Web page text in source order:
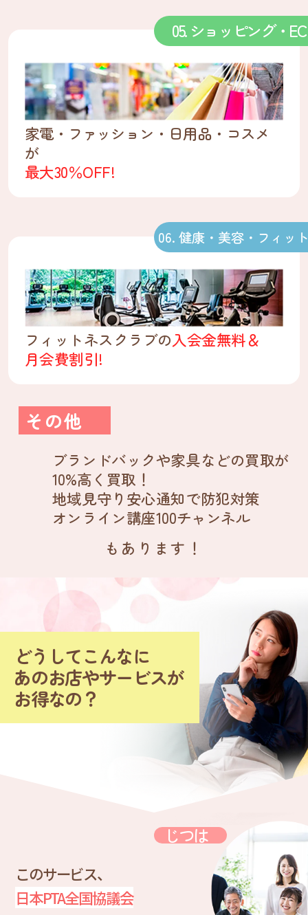
05. ショッピング・EC
家電・ファッション・日用品・コスメ
が
最大30％OFF!
06. 健康・美容・フィッ
フィットネスクラブの入会金無料＆
月会費割引!
その他
ブランドバックや家具などの買取が
10%高く買取！
地域見守り安心通知で防犯対策
オンライン講座100チャンネル
もあります！
どうしてこんなに
あのお店やサービスが
お得なの？
じつは
このサービス、
日本PTA全国協議会